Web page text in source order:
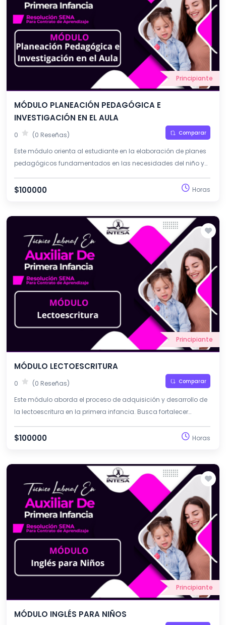
Principiante
MÓDULO PLANEACIÓN PEDAGÓGICA E
INVESTIGACIÓN EN EL AULA
0 (0 Reseñas) Comparar
Este módulo orienta al estudiante en la elaboración de planes
pedagógicos fundamentados en las necesidades del niño y
herramienta para mejorar las prácticas educativas en la
$100000 Horas
Principiante
MÓDULO LECTOESCRITURA
0 (0 Reseñas) Comparar
Este módulo aborda el proceso de adquisición y desarrollo de
la lectoescritura en la primera infancia. Busca fortalecer
comprensión y la expresión escrita desde experiencias
$100000 Horas
Principiante
MÓDULO INGLÉS PARA NIÑOS